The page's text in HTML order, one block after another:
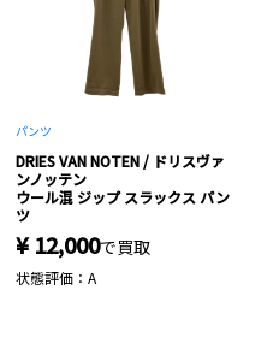
パンツ
DRIES VAN NOTEN / ドリスヴァ
ンノッテン
ウール混 ジップ スラックス パン
ツ
¥ 12,000で買取
状態評価：A